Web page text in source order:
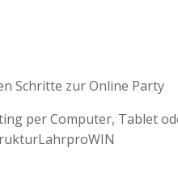
Schritte zur Online Party
per Computer, Tablet